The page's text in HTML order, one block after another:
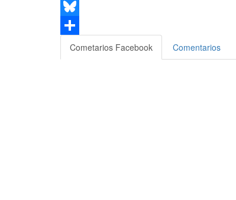
Email
Bluesky
Compartir
Cometarios Facebook Comentarios